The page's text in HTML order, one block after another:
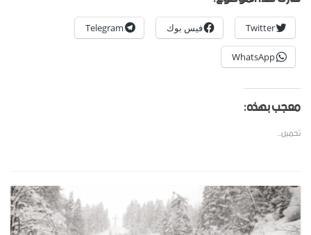
Twitter فيس بوك Telegram
WhatsApp
معجب بهذه:
تحميل...